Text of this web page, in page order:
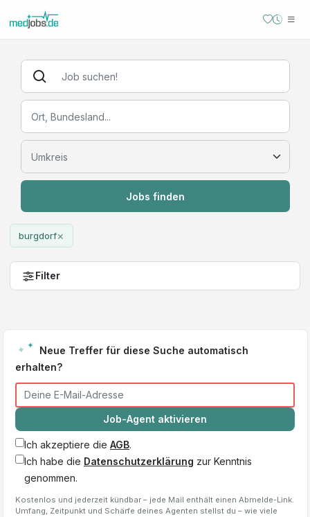
Jobs finden
burgdorf×
Filter
Neue Treffer für diese Suche automatisch
erhalten?
Job-Agent aktivieren
Ich akzeptiere die AGB.
Ich habe die Datenschutzerklärung zur Kenntnis
genommen.
Kostenlos und jederzeit kündbar – jede Mail enthält einen Abmelde-Link.
Umfang, Zeitpunkt und Schärfe deines Agenten stellst du – wie viele